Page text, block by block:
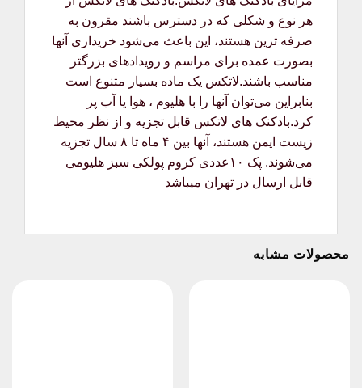
هر نوع و شکلی که در دسترس باشند مقرون به
صرفه ترین هستند، این باعث می‌شود خریداری آنها
بصورت عمده برای مراسم و رویدادهای بزرگتر
مناسب باشند.لاتکس یک ماده بسیار متنوع است
بنابراین می‌توان آنها را با هلیوم ، هوا یا آب پر
کرد.بادکنک های لاتکس قابل تجزیه و از نظر محیط
زیست ایمن هستند، آنها بین ۴ ماه تا ۸ سال تجزیه
می‌شوند. پک ۱۰عددی کروم پولکی سبز هلیومی
قابل ارسال در تهران میباشد
محصولات مشابه